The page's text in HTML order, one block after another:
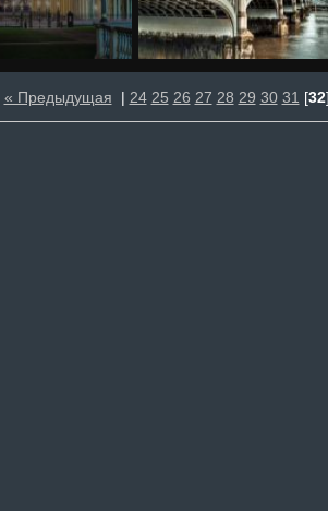
« Предыдущая | 24 25 26 27 28 29 30 31 [32